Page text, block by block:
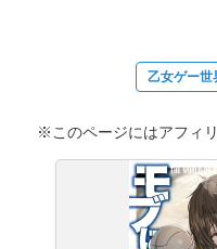
乙女ゲー世
※このページにはアフィ